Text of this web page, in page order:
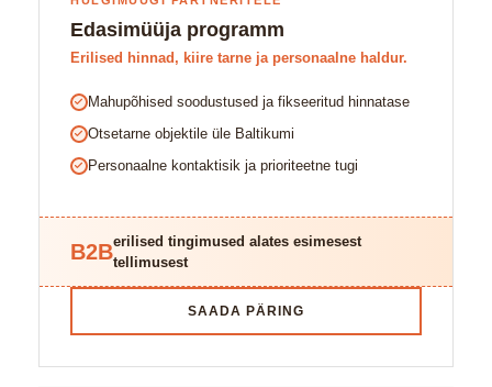
Edasimüüja programm
Erilised hinnad, kiire tarne ja personaalne haldur.
Mahupõhised soodustused ja fikseeritud hinnatase
Otsetarne objektile üle Baltikumi
Personaalne kontaktisik ja prioriteetne tugi
B2Berilised tingimused alates esimesest
tellimusest
SAADA PÄRING